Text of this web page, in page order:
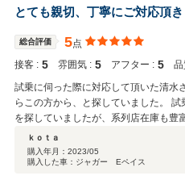
て頂きたく存じます。 引き続き宜
とても親切、丁寧にご対応頂き
総合評価 5点
接客 : 5 雰囲気 : 5 アフター : 5 品
試乗に伺った際に対応して頂いた清水
らこの方から、と探していました。
を探していましたが、系列店在庫も豊
が見つかりました！ 商談中は、車や
められました。 今後ともよろしくお願
ｋｏｔａ
購入年月： 2023/05
購入した車：ジャガー Eペイス